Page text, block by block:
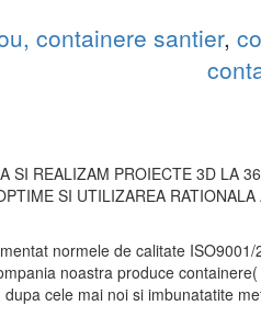
containere santier,
SI REALIZAM PROIECTE 3D LA
SI UTILIZAREA
normele de calitate
noastra produce
cele mai noi si imbunatatite